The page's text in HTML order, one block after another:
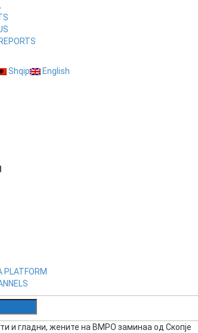
Shqip English
PLATFORM
и гладни, жените на ВМРО заминаа од Скопје